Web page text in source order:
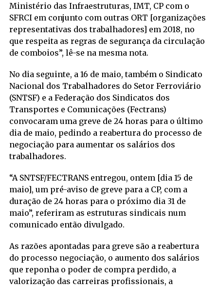
Ministério das Infraestruturas, IMT, CP com o
SFRCI em conjunto com outras ORT [organizações
representativas dos trabalhadores] em 2018, no
que respeita as regras de segurança da circulação
de comboios”, lê-se na mesma nota.
No dia seguinte, a 16 de maio, também o Sindicato
Nacional dos Trabalhadores do Setor Ferroviário
(SNTSF) e a Federação dos Sindicatos dos
Transportes e Comunicações (Fectrans)
convocaram uma greve de 24 horas para o último
dia de maio, pedindo a reabertura do processo de
negociação para aumentar os salários dos
trabalhadores.
“A SNTSF/FECTRANS entregou, ontem [dia 15 de
maio], um pré-aviso de greve para a CP, com a
duração de 24 horas para o próximo dia 31 de
maio”, referiram as estruturas sindicais num
comunicado então divulgado.
As razões apontadas para greve são a reabertura
do processo negociação, o aumento dos salários
que reponha o poder de compra perdido, a
valorização das carreiras profissionais, a